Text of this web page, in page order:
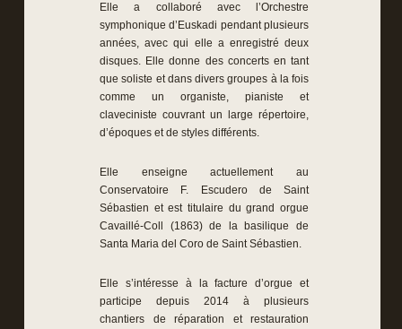
Elle a collaboré avec l’Orchestre
symphonique d’Euskadi pendant plusieurs
années, avec qui elle a enregistré deux
disques. Elle donne des concerts en tant
que soliste et dans divers groupes à la fois
comme un organiste, pianiste et
claveciniste couvrant un large répertoire,
d’époques et de styles différents.
Elle enseigne actuellement au
Conservatoire F. Escudero de Saint
Sébastien et est titulaire du grand orgue
Cavaillé-Coll (1863) de la basilique de
Santa Maria del Coro de Saint Sébastien.
Elle s’intéresse à la facture d’orgue et
participe depuis 2014 à plusieurs
chantiers de réparation et restauration